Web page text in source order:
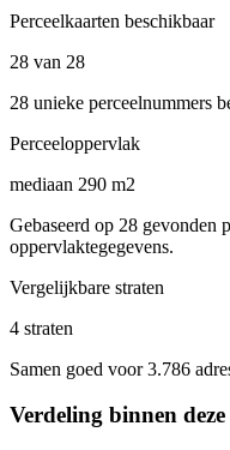
Perceelkaarten beschikbaar
28 van 28
28 unieke perceelnummers
Perceeloppervlak
mediaan 290 m2
Gebaseerd op 28 gevonden
oppervlaktegegevens.
Vergelijkbare straten
4 straten
Samen goed voor 3.786
Verdeling binnen